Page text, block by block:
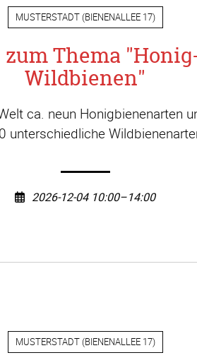
MUSTERSTADT(BIENENALLEE 17)
Thema
Wildbienen"
ca. neun Honigbienenarten
unterschiedliche
2026-12-04 10:00–14:00
MUSTERSTADT(BIENENALLEE 17)